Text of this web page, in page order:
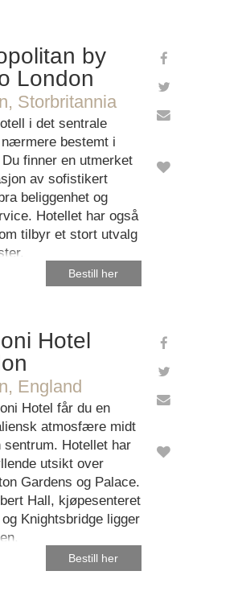
by
London
Storbritannia
i det sentrale
nærmere bestemt i
finner en utmerket
av sofistikert
beliggenhet og
Hotellet har også
tilbyr et stort utvalg
Bestill her
Hotel
England
Hotel får du en
atmosfære midt
sentrum. Hotellet har
utsikt over
Gardens og Palace.
Hall, kjøpesenteret
Knightsbridge ligger
Bestill her